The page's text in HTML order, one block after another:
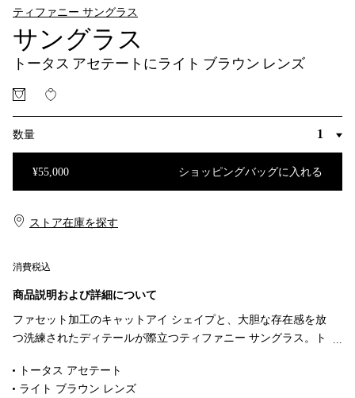
ティファニー サングラス
サングラス
トータス アセテートにライト ブラウン レンズ
数量
¥55,000 ショッピングバッグに入れる
消費税込
ストア在庫を探す​​
商品説明および詳細について
ファセット加工のキャットアイ シェイプと、大胆な存在感を放
つ洗練されたディテールが際立つティファニー サングラス。ト
アイ レンズが魅力のスタイルです。
トータス アセテート
ライト ブラウン レンズ